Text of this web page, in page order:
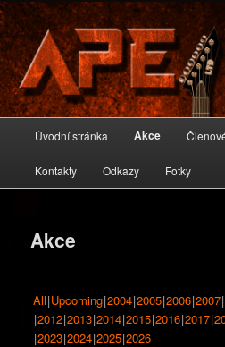
A-PEIRON
Oficiální stránky skupiny A-PEIRON
navigační
Přejít
k
obsahu
Úvodní stránka Akce
Kontakty Odkazy Fotky
Akce
All Upcoming 2004 2005 2006 2007
2012 2013 2014 2015 2016 2017
2023 2024 2025 2026